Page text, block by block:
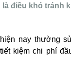
là điều khó tránh
nay thường
kiệm chi phí